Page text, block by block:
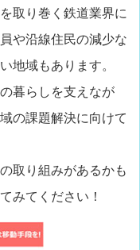
取り巻く鉄道業界に
や沿線住民の減少な
地域もあります。
暮らしを支えなが
の課題解決に向けて
取り組みがあるかも
みてください！